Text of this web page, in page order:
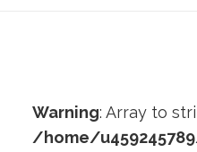
Warning: Array to
/home/